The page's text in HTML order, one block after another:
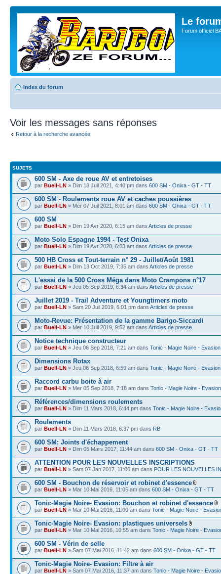
Le
Forum officiel
Index du forum
Voir les messages sans réponses
Retour à la recherche avancée
SUJETS
600 SM - Axe de roue AV et entretoises
par Buell-LN » Dim 18 Juil 2021, 4:40 pm dans 600 SM - Onixa - GT - TT
600 SM - Roulements roue AV et caches poussières
par Buell-LN » Mer 07 Juil 2021, 8:01 am dans 600 SM - Onixa - GT - TT
600 SM
par Buell-LN » Dim 19 Avr 2020, 6:15 am dans Articles de presse
Moto Solo Espagne 1994 - Test Onixa
par Buell-LN » Dim 19 Avr 2020, 6:03 am dans Articles de presse
500 HB Cross et Tout-terrain n° 29 - Juillet/Août 1981
par Buell-LN » Dim 13 Oct 2019, 7:35 am dans Articles de presse
L'essai de la 500 Cross Méga dans Moto Crampons n°17
par Buell-LN » Jeu 05 Sep 2019, 6:34 am dans Articles de presse
Juillet 2019 - Trail Adventure et Youngtimers moto
par Buell-LN » Sam 20 Juil 2019, 6:01 pm dans Articles de presse
Moto-Revue: Présentation de la gamme Barigo-Siccardi
par Buell-LN » Mer 10 Juil 2019, 9:52 am dans Articles de presse
Notice technique constructeur
par Buell-LN » Jeu 06 Sep 2018, 7:21 am dans Tonic - Magie Noire - Evasion
Dimensions Rotax
par Buell-LN » Jeu 06 Sep 2018, 6:59 am dans Tonic - Magie Noire - Evasion
Raccord carbu boite à air
par Buell-LN » Mer 05 Sep 2018, 7:18 am dans Tonic - Magie Noire - Evasion
Références/dimensions roulements
par Buell-LN » Dim 11 Mars 2018, 6:44 pm dans Tonic - Magie Noire -
Roulements
par Buell-LN » Dim 11 Mars 2018, 6:37 pm dans RB
600 SM: Joints d'échappement
par Buell-LN » Dim 05 Mars 2017, 11:44 am dans 600 SM - Onixa - GT - TT
ATTENTION POUR LES NOUVELLES INSCRIPTIONS
par Buell-LN » Sam 07 Jan 2017, 11:06 am dans POUR LES NOUVELLES
600 SM - Bouchon de réservoir et robinet d'essence
par Buell-LN » Mar 10 Mai 2016, 11:05 am dans 600 SM - Onixa - GT - TT
Tonic-Magie Noire- Evasion: Bouchon et robinet d'essence
par Buell-LN » Mar 10 Mai 2016, 11:00 am dans Tonic - Magie Noire -
Tonic-Magie Noire- Evasion: plastiques universels
par Buell-LN » Mar 10 Mai 2016, 10:55 am dans Tonic - Magie Noire -
600 SM - Vérin de selle
par Buell-LN » Sam 07 Mai 2016, 11:42 am dans 600 SM - Onixa - GT - TT
Tonic-Magie Noire- Evasion: Filtre à air
par Buell-LN » Sam 07 Mai 2016, 11:37 am dans Tonic - Magie Noire -